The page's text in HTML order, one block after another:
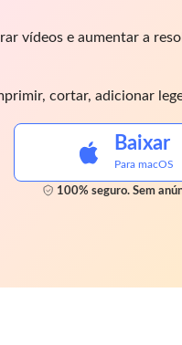
vídeos e aumentar a
cortar, adicionar
Baixar
Para macOS
100% seguro. Sem